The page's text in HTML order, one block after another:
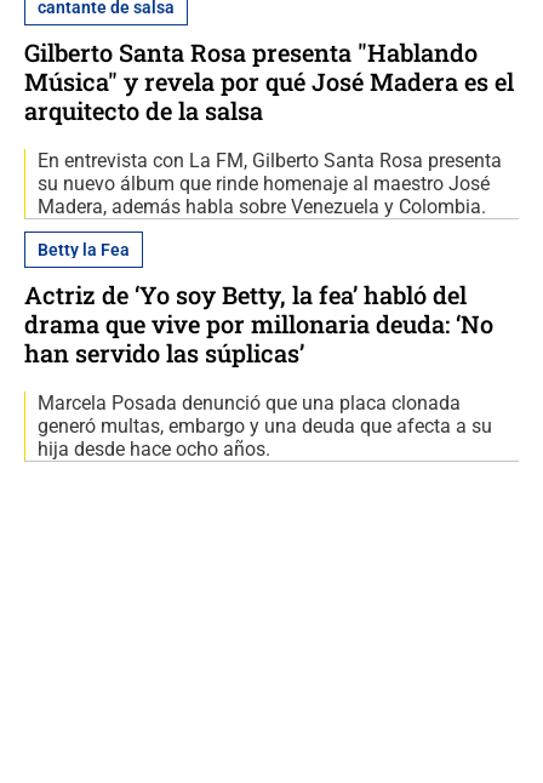
cantante de salsa
Gilberto Santa Rosa presenta "Hablando
Música" y revela por qué José Madera es el
arquitecto de la salsa
En entrevista con La FM, Gilberto Santa Rosa presenta
su nuevo álbum que rinde homenaje al maestro José
Madera, además habla sobre Venezuela y Colombia.
Betty la Fea
Actriz de ‘Yo soy Betty, la fea’ habló del
drama que vive por millonaria deuda: ‘No
han servido las súplicas’
Marcela Posada denunció que una placa clonada
generó multas, embargo y una deuda que afecta a su
hija desde hace ocho años.